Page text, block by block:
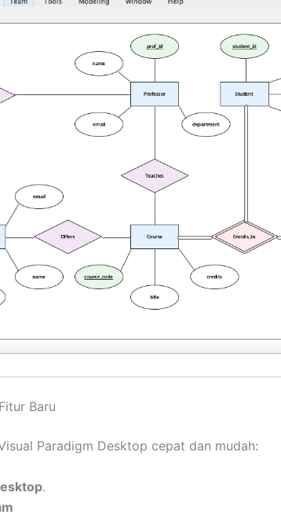
Baru
Paradigm Desktop cepat dan mudah:
.